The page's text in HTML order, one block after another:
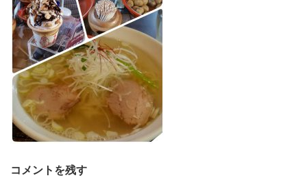
コメントを残す